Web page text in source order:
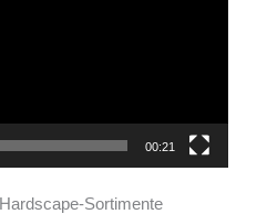
00:21
Sortimente